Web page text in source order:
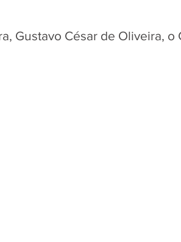
Gustavo César de Oliveira, o